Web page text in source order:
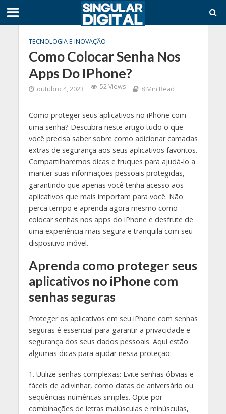
TECNOLOGIA E INOVAÇÃO
Como Colocar Senha Nos
Apps Do IPhone?
outubro 4, 2023 52 Views 8 Min Read
Como proteger seus aplicativos no iPhone com
uma senha? Descubra neste artigo tudo o que
você precisa saber sobre como adicionar camadas
extras de segurança aos seus aplicativos favoritos.
Compartilharemos dicas e truques para ajudá-lo a
manter suas informações pessoais protegidas,
garantindo que apenas você tenha acesso aos
aplicativos que mais importam para você. Não
perca tempo e aprenda agora mesmo como
colocar senhas nos apps do iPhone e desfrute de
uma experiência mais segura e tranquila com seu
dispositivo móvel.
Aprenda como proteger seus
aplicativos no iPhone com
senhas seguras
Proteger os aplicativos em seu iPhone com senhas
seguras é essencial para garantir a privacidade e
segurança dos seus dados pessoais. Aqui estão
algumas dicas para ajudar nessa proteção:
1. Utilize senhas complexas: Evite senhas óbvias e
fáceis de adivinhar, como datas de aniversário ou
sequências numéricas simples. Opte por
combinações de letras maiúsculas e minúsculas,